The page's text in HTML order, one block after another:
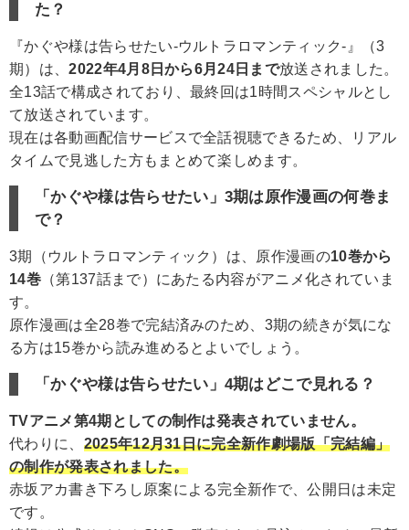
た？
『かぐや様は告らせたい-ウルトラロマンティック-』（3
期）は、2022年4月8日から6月24日まで放送されました。
全13話で構成されており、最終回は1時間スペシャルとし
て放送されています。
現在は各動画配信サービスで全話視聴できるため、リアル
タイムで見逃した方もまとめて楽しめます。
「かぐや様は告らせたい」3期は原作漫画の何巻ま
で？
3期（ウルトラロマンティック）は、原作漫画の10巻から
14巻（第137話まで）にあたる内容がアニメ化されていま
す。
原作漫画は全28巻で完結済みのため、3期の続きが気にな
る方は15巻から読み進めるとよいでしょう。
「かぐや様は告らせたい」4期はどこで見れる？
TVアニメ第4期としての制作は発表されていません。
代わりに、 2025年12月31日に完全新作劇場版「完結編」
の制作が発表されました。
赤坂アカ書き下ろし原案による完全新作で、公開日は未定
です。